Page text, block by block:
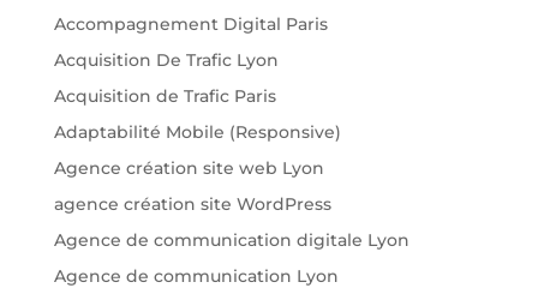
Accompagnement Digital Paris
Acquisition De Trafic Lyon
Acquisition de Trafic Paris
Adaptabilité Mobile (Responsive)
Agence création site web Lyon
agence création site WordPress
Agence de communication digitale Lyon
Agence de communication Lyon